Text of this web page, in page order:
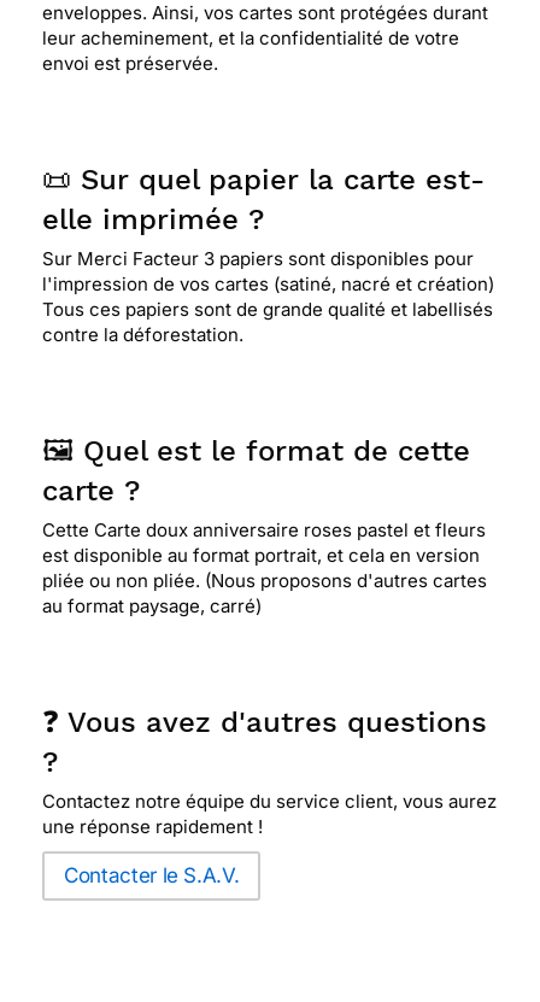
⭐⭐⭐⭐
Le 06/08/2019 : Elle est jolie et je pense
qu'elle plaira à la destinataire
entièrement satisfait
⭐⭐⭐⭐⭐ Le 09/05/2019 : Super service pour moi
qui ne sais plus me déplacer. MERCIIIIIIIIIIII
⭐⭐⭐⭐⭐ Le 14/04/2019 : Très jolie carte.
⭐⭐⭐⭐
Le 25/02/2019 : Magnifique, je la
recommande
Le 30/10/2018 : Parfait , motif très doux
pour une personne d'un certain âge.
⭐⭐⭐⭐ Le 14/10/2018 : carte Très douce
enveloppes. Ainsi, vos cartes sont protégées durant
leur acheminement, et la confidentialité de votre
envoi est préservée.
📜 Sur quel papier la carte est-
elle imprimée ?
Sur Merci Facteur 3 papiers sont disponibles pour
l'impression de vos cartes (satiné, nacré et création)
Tous ces papiers sont de grande qualité et labellisés
contre la déforestation.
🖼️ Quel est le format de cette
carte ?
Cette Carte doux anniversaire roses pastel et fleurs
est disponible au format portrait, et cela en version
pliée ou non pliée. (Nous proposons d'autres cartes
au format paysage, carré)
❓ Vous avez d'autres questions
?
Contactez notre équipe du service client, vous aurez
une réponse rapidement !
Contacter le S.A.V.